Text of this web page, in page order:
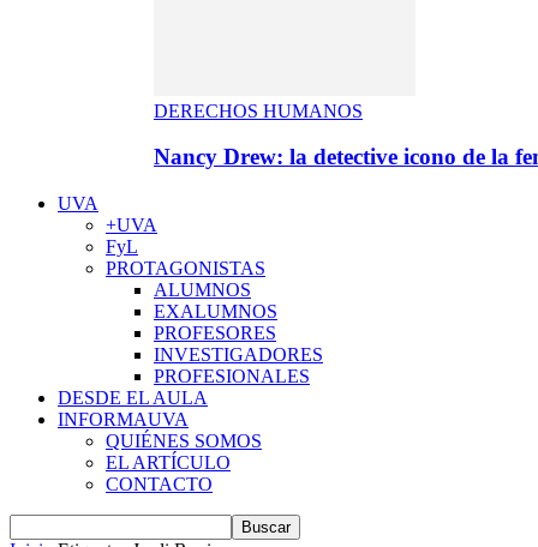
DERECHOS HUMANOS
Nancy Drew: la detective icono de la
UVA
+UVA
FyL
PROTAGONISTAS
ALUMNOS
EXALUMNOS
PROFESORES
INVESTIGADORES
PROFESIONALES
DESDE EL AULA
INFORMAUVA
QUIÉNES SOMOS
EL ARTÍCULO
CONTACTO